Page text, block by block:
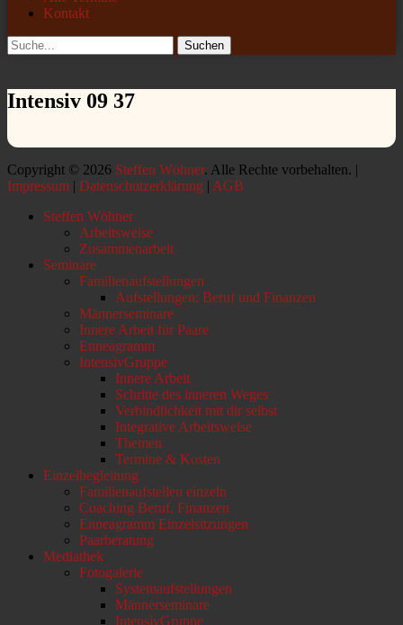
Kontakt
Suchen
Suchen
nach:
Intensiv 09 37
Copyright © 2026 Steffen Wöhner. Alle Rechte vorbehalten. |
Impressum | Datenschutzerklärung | AGB
oben
Steffen Wöhner
Arbeitsweise
Zusammenarbeit
Seminare
Familienaufstellungen
Aufstellungen: Beruf und Finanzen
Männerseminare
Innere Arbeit für Paare
Enneagramm
IntensivGruppe
Innere Arbeit
Schritte des inneren Weges
Verbindlichkeit mit dir selbst
Integrative Arbeitsweise
Themen
Termine & Kosten
Einzelbegleitung
Familienaufstellen einzeln
Coaching Beruf, Finanzen
Enneagramm Einzelsitzungen
Paarberatung
Mediathek
Fotogalerie
Systemaufstellungen
Männerseminare
IntensivGruppe